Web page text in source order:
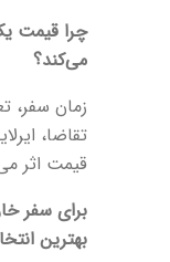
چرا قیمت
می‌کند؟
زمان سفر،
تقاضا،
قیمت اثر
برای سفر
بهترین